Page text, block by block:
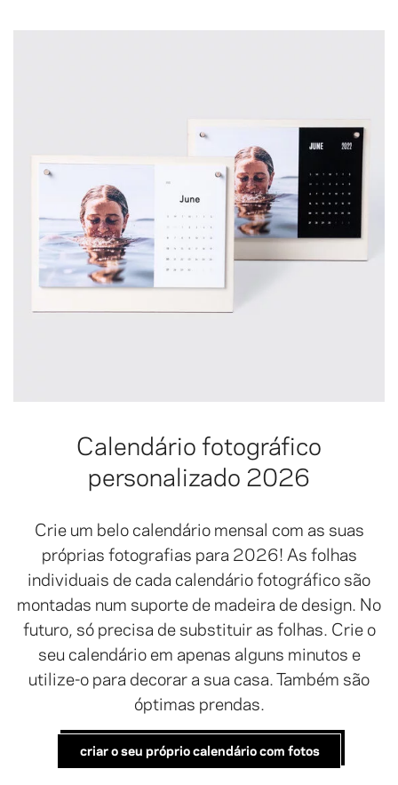
Calendário fotográfico
personalizado 2026
Crie um belo calendário mensal com as suas
próprias fotografias para 2026! As folhas
individuais de cada calendário fotográfico são
montadas num suporte de madeira de design. No
futuro, só precisa de substituir as folhas. Crie o
seu calendário em apenas alguns minutos e
utilize-o para decorar a sua casa. Também são
óptimas prendas.
criar o seu próprio calendário com fotos